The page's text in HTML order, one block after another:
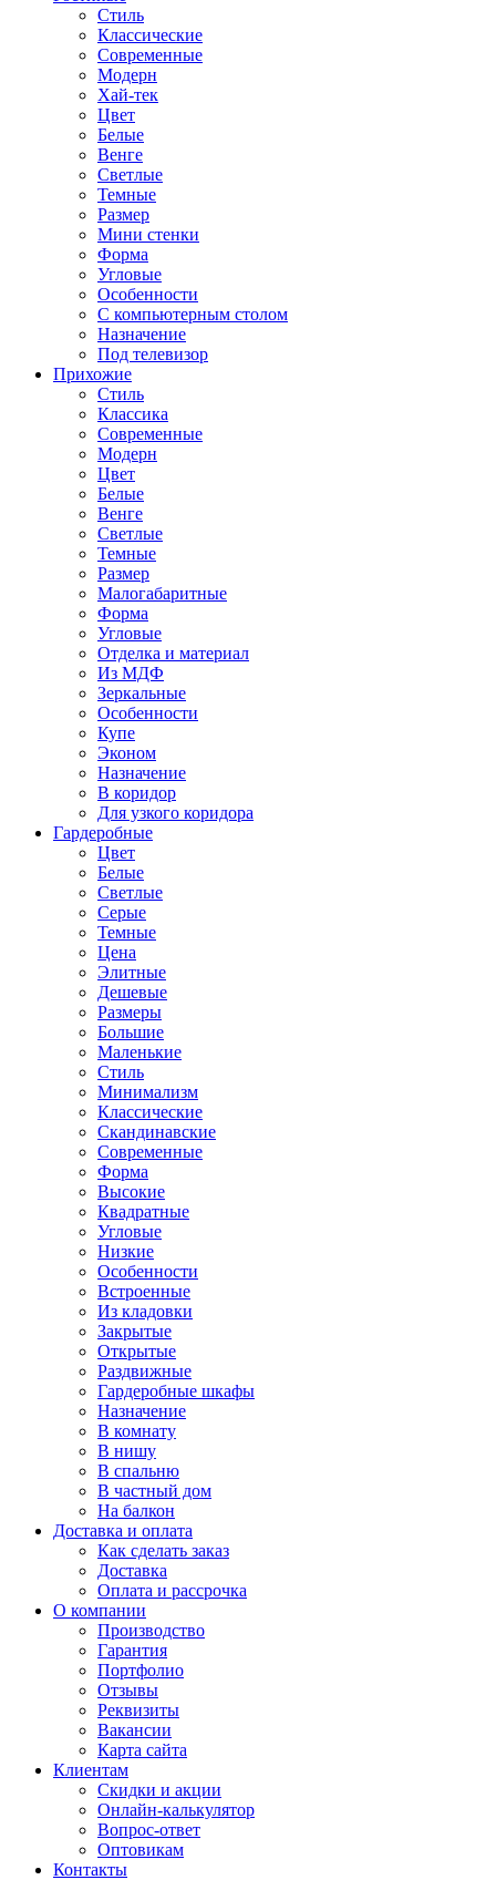
Стиль
Классические
Современные
Модерн
Хай-тек
Цвет
Белые
Венге
Светлые
Темные
Размер
Мини стенки
Форма
Угловые
Особенности
С компьютерным столом
Назначение
Под телевизор
Прихожие
Стиль
Классика
Современные
Модерн
Цвет
Белые
Венге
Светлые
Темные
Размер
Малогабаритные
Форма
Угловые
Отделка и материал
Из МДФ
Зеркальные
Особенности
Купе
Эконом
Назначение
В коридор
Для узкого коридора
Гардеробные
Цвет
Белые
Светлые
Серые
Темные
Цена
Элитные
Дешевые
Размеры
Большие
Маленькие
Стиль
Минимализм
Классические
Скандинавские
Современные
Форма
Высокие
Квадратные
Угловые
Низкие
Особенности
Встроенные
Из кладовки
Закрытые
Открытые
Раздвижные
Гардеробные шкафы
Назначение
В комнату
В нишу
В спальню
В частный дом
На балкон
Доставка и оплата
Как сделать заказ
Доставка
Оплата и рассрочка
О компании
Производство
Гарантия
Портфолио
Отзывы
Реквизиты
Вакансии
Карта сайта
Клиентам
Скидки и акции
Онлайн-калькулятор
Вопрос-ответ
Оптовикам
Контакты